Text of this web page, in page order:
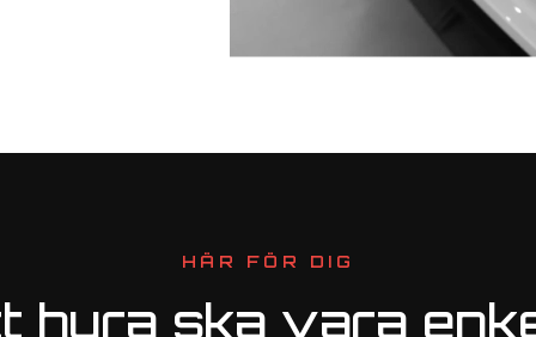
HÄR FÖR DIG
hyra ska vara